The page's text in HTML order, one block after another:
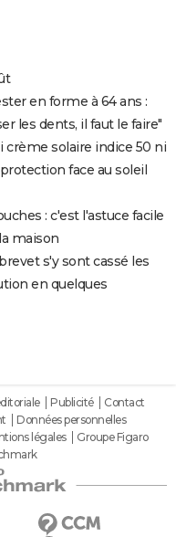
en forme à 64 ans :
les dents, il faut le faire"
crème solaire indice 50 ni
face au soleil
: c'est l'astuce facile
maison
s'y sont cassé les
en quelques
Publicité
Contact
Données personnelles
légales
Groupe Figaro